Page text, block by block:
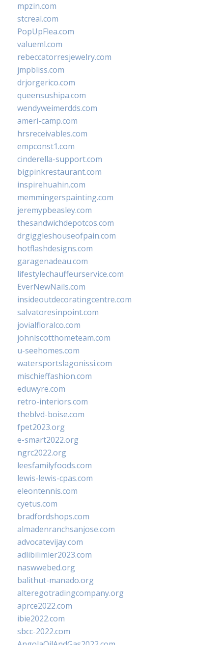
mpzin.com
stcreal.com
PopUpFlea.com
valueml.com
rebeccatorresjewelry.com
jmpbliss.com
drjorgerico.com
queensushipa.com
wendyweimerdds.com
ameri-camp.com
hrsreceivables.com
empconst1.com
cinderella-support.com
bigpinkrestaurant.com
inspirehuahin.com
memmingerspainting.com
jeremypbeasley.com
thesandwichdepotcos.com
drgiggleshouseofpain.com
hotflashdesigns.com
garagenadeau.com
lifestylechauffeurservice.com
EverNewNails.com
insideoutdecoratingcentre.com
salvatoresinpoint.com
jovialfloralco.com
johnlscotthometeam.com
u-seehomes.com
watersportslagonissi.com
mischieffashion.com
eduwyre.com
retro-interiors.com
theblvd-boise.com
fpet2023.org
e-smart2022.org
ngrc2022.org
leesfamilyfoods.com
lewis-lewis-cpas.com
eleontennis.com
cyetus.com
bradfordshops.com
almadenranchsanjose.com
advocatevijay.com
adlibilimler2023.com
naswwebed.org
balithut-manado.org
alteregotradingcompany.org
aprce2022.com
ibie2022.com
sbcc-2022.com